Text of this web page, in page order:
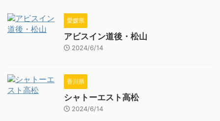
愛媛県
アビスイン道後・松山
2024/6/14
香川県
シャトーエスト高松
2024/6/14